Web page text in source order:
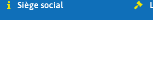
Siège social